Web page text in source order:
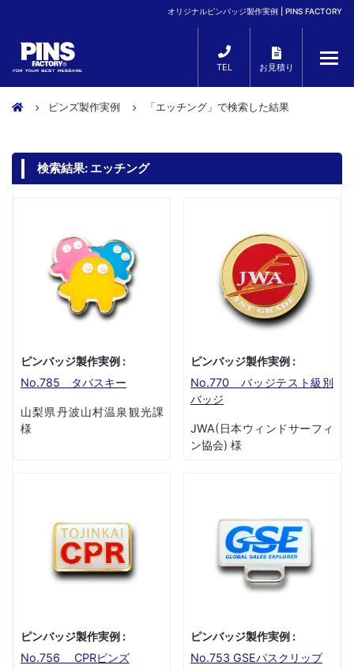
オリジナルピンバッジ製作実例 | PINS FACTORY
TEL お見積り
ピンズ製作実例 「エッチング」で検索した結果
検索結果: エッチング
ピンバッジ製作実例 :
No.785 タバスキー
山梨県丹波山村温泉観光課
様
ピンバッジ製作実例 :
No.770 バッジテスト級別
バッジ
JWA(日本ウィンドサーフィ
ン協会) 様
ピンバッジ製作実例 :
No.756 CPRピンズ
ピンバッジ製作実例 :
No.753 GSEパスクリップ